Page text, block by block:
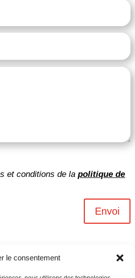
le consentement
et conditions de lapolitique de
Envoi